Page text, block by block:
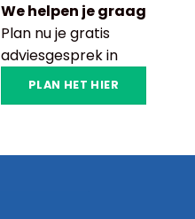
We helpen je graag
Plan nu je gratis
adviesgesprek in
PLAN HET HIER